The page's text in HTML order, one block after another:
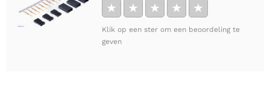
★ ★ ★ ★ ★
Klik op een ster om een beoordeling te
geven